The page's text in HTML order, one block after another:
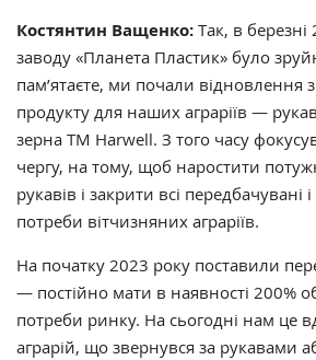
Костянтин Ващенко: Так, в
заводу «Планета Пластик» було
пам’ятаєте, ми почали відновлення
продукту для наших аграріїв —
зерна TM Harwell. З того часу
чергу, на тому, щоб наростити
рукавів і закрити всі передбачувані
потреби вітчизняних аграріїв.
На початку 2023 року поставили
— постійно мати в наявності 200%
потреби ринку. На сьогодні нам це
аграрій, що звернувся за рукавами